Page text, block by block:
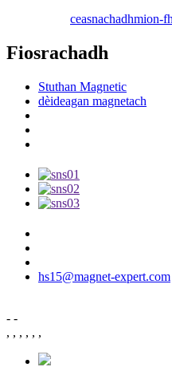
ceasnachadhmion-
Fiosrachadh
Stuthan Magnetic
dèideagan magnetach
hs15@magnet-expert.com
- -
, , , , , ,